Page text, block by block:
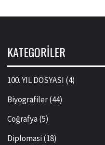
KATEGORILER
100. YIL DOSYASI (4)
Biyografiler(44)
Coğrafya(5)
Diplomasi(18)